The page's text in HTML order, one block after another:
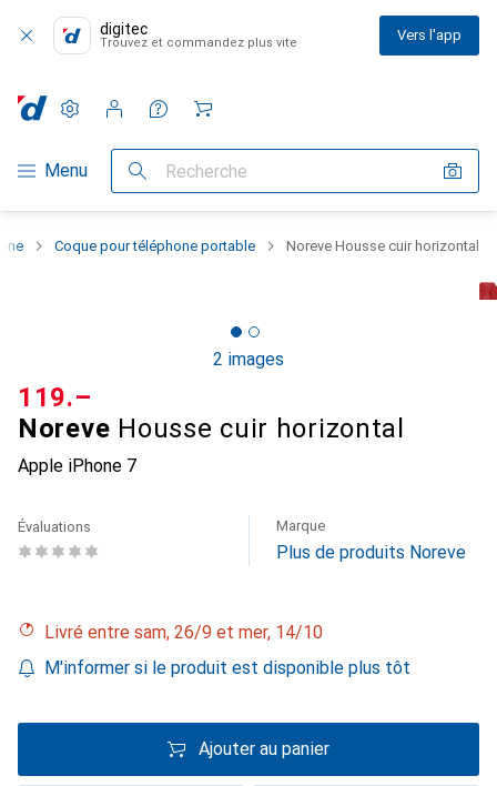
digitec
Trouvez et commandez plus vite Vers l'app
Navigation par catégorie
Menu Recherche
Paramètres
Compte client
Listes de comparaison
Listes d'envies
Panier
Coque pour téléphone portable Noreve Housse cuir horizontal
2 images
Noreve Housse cuir horizontal
Apple iPhone 7
CHF
119.–
Évaluations Marque
Plus de produits Noreve
Livré entre sam, 26/9 et mer, 14/10
M'informer si le produit est disponible plus tôt
Ajouter au panier